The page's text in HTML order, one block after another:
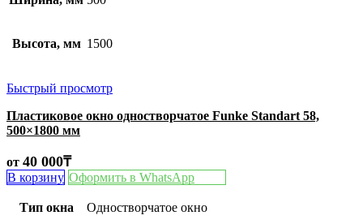
Высота, мм 1500
Быстрый просмотр
Пластиковое окно одностворчатое Funke Standart 58,
500×1800 мм
от 40 000₸
В корзину Оформить в WhatsApp
Тип окна Одностворчатое окно